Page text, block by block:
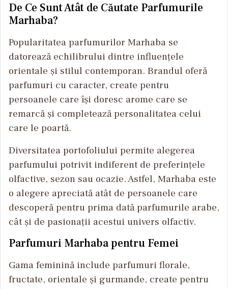
De Ce Sunt Atât de Căutate Parfumurile
Marhaba?
Popularitatea parfumurilor Marhaba se
datorează echilibrului dintre influențele
orientale și stilul contemporan. Brandul oferă
parfumuri cu caracter, create pentru
persoanele care își doresc arome care se
remarcă și completează personalitatea celui
care le poartă.
Diversitatea portofoliului permite alegerea
parfumului potrivit indiferent de preferințele
olfactive, sezon sau ocazie. Astfel, Marhaba este
o alegere apreciată atât de persoanele care
descoperă pentru prima dată parfumurile arabe,
cât și de pasionații acestui univers olfactiv.
Parfumuri Marhaba pentru Femei
Gama feminină include parfumuri florale,
fructate, orientale și gurmande, create pentru